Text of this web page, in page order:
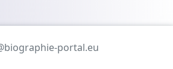
portal.eu